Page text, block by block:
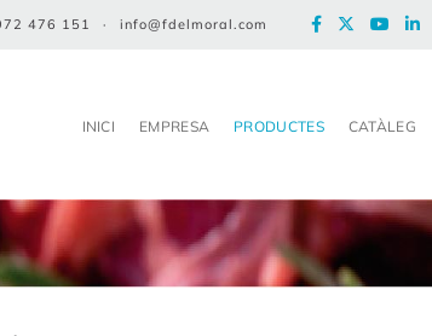
476 151 · info@fdelmoral.com
INICI EMPRESA PRODUCTES CATÀLEG